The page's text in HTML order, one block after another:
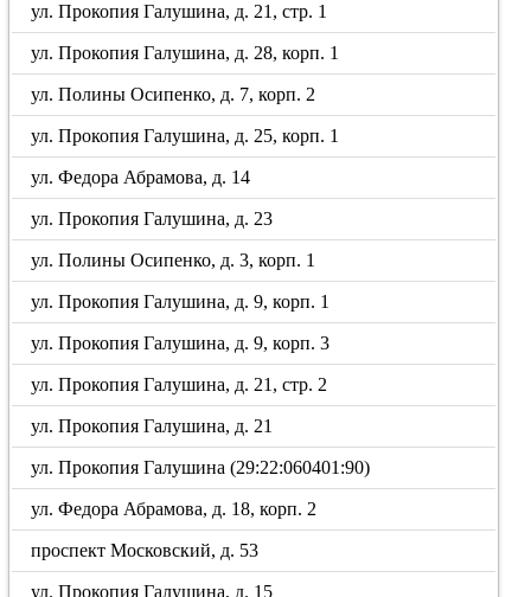
ул. Прокопия Галушина, д. 21, стр. 1
ул. Прокопия Галушина, д. 28, корп. 1
ул. Полины Осипенко, д. 7, корп. 2
ул. Прокопия Галушина, д. 25, корп. 1
ул. Федора Абрамова, д. 14
ул. Прокопия Галушина, д. 23
ул. Полины Осипенко, д. 3, корп. 1
ул. Прокопия Галушина, д. 9, корп. 1
ул. Прокопия Галушина, д. 9, корп. 3
ул. Прокопия Галушина, д. 21, стр. 2
ул. Прокопия Галушина, д. 21
ул. Прокопия Галушина (29:22:060401:90)
ул. Федора Абрамова, д. 18, корп. 2
проспект Московский, д. 53
ул. Прокопия Галушина, д. 15